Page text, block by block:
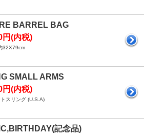
BARREL BAG
円(内税)
32X79cm
SMALL ARMS
円(内税)
スリング (U.S.A)
記念品)